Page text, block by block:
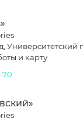
Университетский
и карту
70